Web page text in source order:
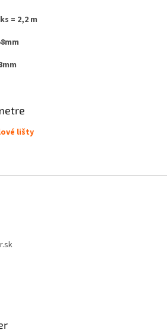
= 2,2 m
lišty